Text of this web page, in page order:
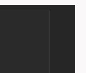
birçok haber ve